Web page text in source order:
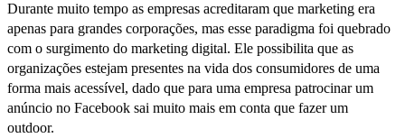
Durante muito tempo as empresas acreditaram que marketing era
apenas para grandes corporações, mas esse paradigma foi quebrado
com o surgimento do marketing digital. Ele possibilita que as
organizações estejam presentes na vida dos consumidores de uma
forma mais acessível, dado que para uma empresa patrocinar um
anúncio no Facebook sai muito mais em conta que fazer um
outdoor.